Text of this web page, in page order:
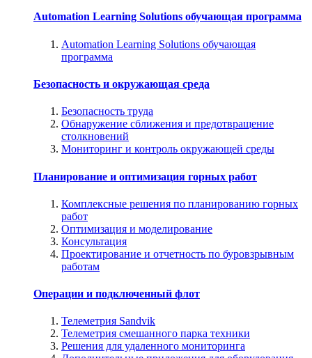
Automation Learning Solutions обучающая программа
Automation Learning Solutions обучающая
программа
Безопасность и окружающая среда
Безопасность труда
Обнаружение сближения и предотвращение
столкновений
Мониторинг и контроль окружающей среды
Планирование и оптимизация горных работ
Комплексные решения по планированию горных
работ
Оптимизация и моделирование
Консультация
Проектирование и отчетность по буровзрывным
работам
Операции и подключенный флот
Телеметрия Sandvik
Телеметрия смешанного парка техники
Решения для удаленного мониторинга